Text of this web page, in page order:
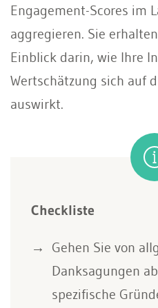
Engagement-Scores im
aggregieren. Sie
Einblick darin, wie Ihre
Wertschätzung sich auf
auswirkt.
Checkliste
Gehen Sie von
Danksagungen
spezifische